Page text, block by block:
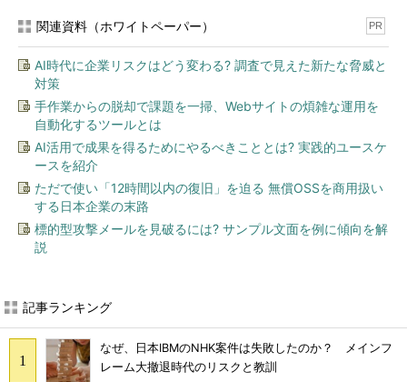
関連資料（ホワイトペーパー） PR
AI時代に企業リスクはどう変わる? 調査で見えた新たな脅威と
対策
手作業からの脱却で課題を一掃、Webサイトの煩雑な運用を
自動化するツールとは
AI活用で成果を得るためにやるべきこととは? 実践的ユースケ
ースを紹介
ただで使い「12時間以内の復旧」を迫る 無償OSSを商用扱い
する日本企業の末路
標的型攻撃メールを見破るには? サンプル文面を例に傾向を解
説
記事ランキング
なぜ、日本IBMのNHK案件は失敗したのか？ メインフ
レーム大撤退時代のリスクと教訓